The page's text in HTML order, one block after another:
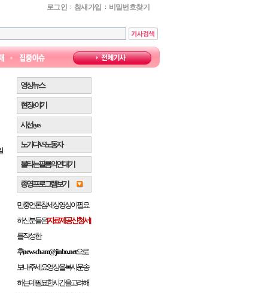
비밀번호찾기
참새가입
로그인
영상뉴스
현장 e 야기
시선 e y e s
노가다 VS 노동자
불타는 필름의 연대기
종영프로그램 보기
민중언론 참세상 영상이 필요
하신 분들은[자료제공 신청서]
를 작성한
후,newscham@jinbo.net으로
보내주세요. 영상을 복사.운송
하는데 필요한 시간을 고려해